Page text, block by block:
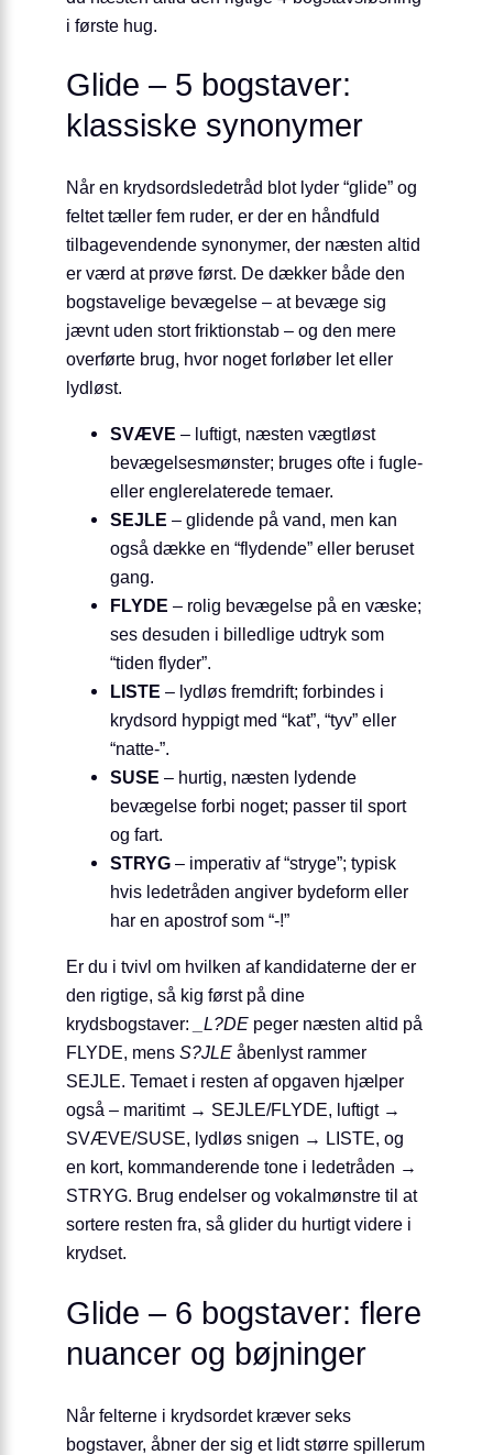
i første hug.
Glide – 5 bogstaver:
klassiske synonymer
Når en krydsords­ledetråd blot lyder “glide” og
feltet tæller fem ruder, er der en håndfuld
tilbagevendende synonymer, der næsten altid
er værd at prøve først. De dækker både den
bogstavelige bevægelse – at bevæge sig
jævnt uden stort friktionstab – og den mere
overførte brug, hvor noget forløber let eller
lydløst.
SVÆVE – luftigt, næsten vægtløst
bevægelsesmønster; bruges ofte i fugle-
eller engle­relaterede temaer.
SEJLE – glidende på vand, men kan
også dække en “flydende” eller beruset
gang.
FLYDE – rolig bevægelse på en væske;
ses desuden i billedlige udtryk som
“tiden flyder”.
LISTE – lydløs fremdrift; forbindes i
krydsord hyppigt med “kat”, “tyv” eller
“natte-”.
SUSE – hurtig, næsten lydende
bevægelse forbi noget; passer til sport
og fart.
STRYG – imperativ af “stryge”; typisk
hvis ledetråden angiver bydeform eller
har en apostrof som “-!”
Er du i tvivl om hvilken af kandidaterne der er
den rigtige, så kig først på dine
krydsbogstaver:
_L?DE peger næsten altid på
FLYDE, mens S?JLE åbenlyst rammer
SEJLE. Temaet i resten af opgaven hjælper
også – maritimt → SEJLE/F­LYDE, luftigt →
SVÆVE/SUSE, lydløs snigen → LISTE, og
en kort, kommanderende tone i ledetråden →
STRYG. Brug endelser og vokal­mønstre til at
sortere resten fra, så glider du hurtigt videre i
krydset.
Glide – 6 bogstaver: flere
nuancer og bøjninger
Når felterne i krydsordet kræver seks
bogstaver, åbner der sig et lidt større spillerum